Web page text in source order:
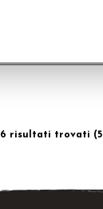
6 risultati trovati